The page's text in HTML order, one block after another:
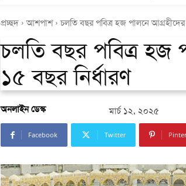
প্রচ্ছদ আশপাশ চল‌তি বছর পবিত্র হজ পালনে
চল‌তি বছর পবিত্র হজ
১৫ বছর নির্ধারণ
অনলাইন ডেস্ক মার্চ ১২, ২০২৫
Facebook Twitter